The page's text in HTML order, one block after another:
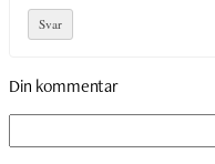
Svar
Din kommentar